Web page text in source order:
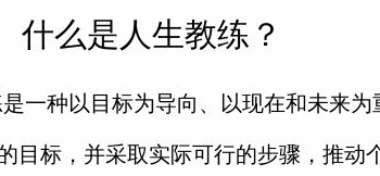
什么是人生教练 ？
一种以目标为导向、以现在和未来为
目标，并采取实际可行的步骤，推动